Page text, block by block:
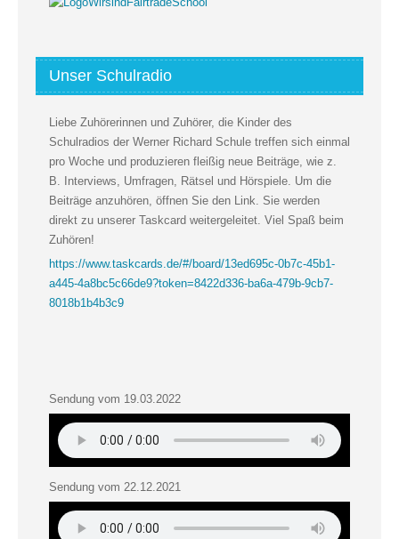
Unser Schulradio
Liebe Zuhörerinnen und Zuhörer, die Kinder des
Schulradios der Werner Richard Schule treffen sich einmal
pro Woche und produzieren fleißig neue Beiträge, wie z.
B. Interviews, Umfragen, Rätsel und Hörspiele. Um die
Beiträge anzuhören, öffnen Sie den Link. Sie werden
direkt zu unserer Taskcard weitergeleitet. Viel Spaß beim
Zuhören!
https://www.taskcards.de/#/board/13ed695c-0b7c-45b1-
a445-4a8bc5c66de9?token=8422d336-ba6a-479b-9cb7-
8018b1b4b3c9
Sendung vom 19.03.2022
Sendung vom 22.12.2021